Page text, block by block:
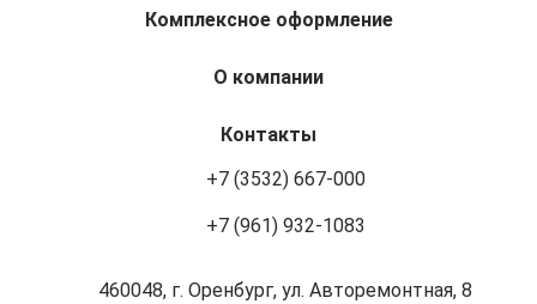
Комплексное оформление
О компании
Контакты
+7 (3532) 667-000
+7 (961) 932-1083
460048, г. Оренбург, ул. Авторемонтная, 8